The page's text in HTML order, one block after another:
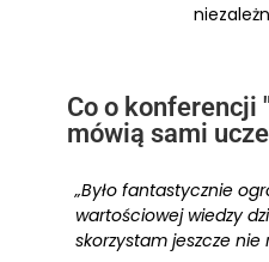
Co o konferencji
mówią sami
„Było fantastycznie
wartościowej wiedzy
skorzystam jeszcze nie